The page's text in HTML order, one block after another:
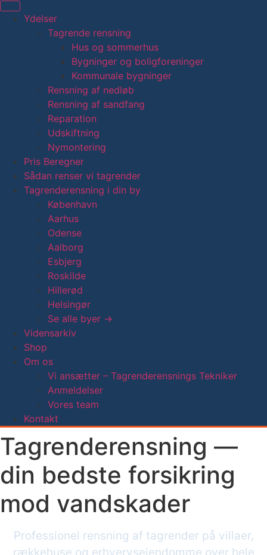
Ydelser
Tagrende rensning
Hus og sommerhus
Bygninger og boligforeninger
Kommunale bygninger
Rensning af nedløb
Rensning af sandfang
Reparation
Udskiftning
Nymontering
Pris Beregner
Sådan renser vi tagrender
Tagrenderensning i din by
København
Aarhus
Odense
Aalborg
Esbjerg
Roskilde
Hillerød
Helsingør
Se alle byer →
Vidensarkiv
Shop
Om os
Vi ansætter – Tagrenderensnings Tekniker
Anmeldelser
Vores team
Kontakt
Tagrenderensning —
din bedste forsikring
mod vandskader
Professionel rensning af tagrender på villaer,